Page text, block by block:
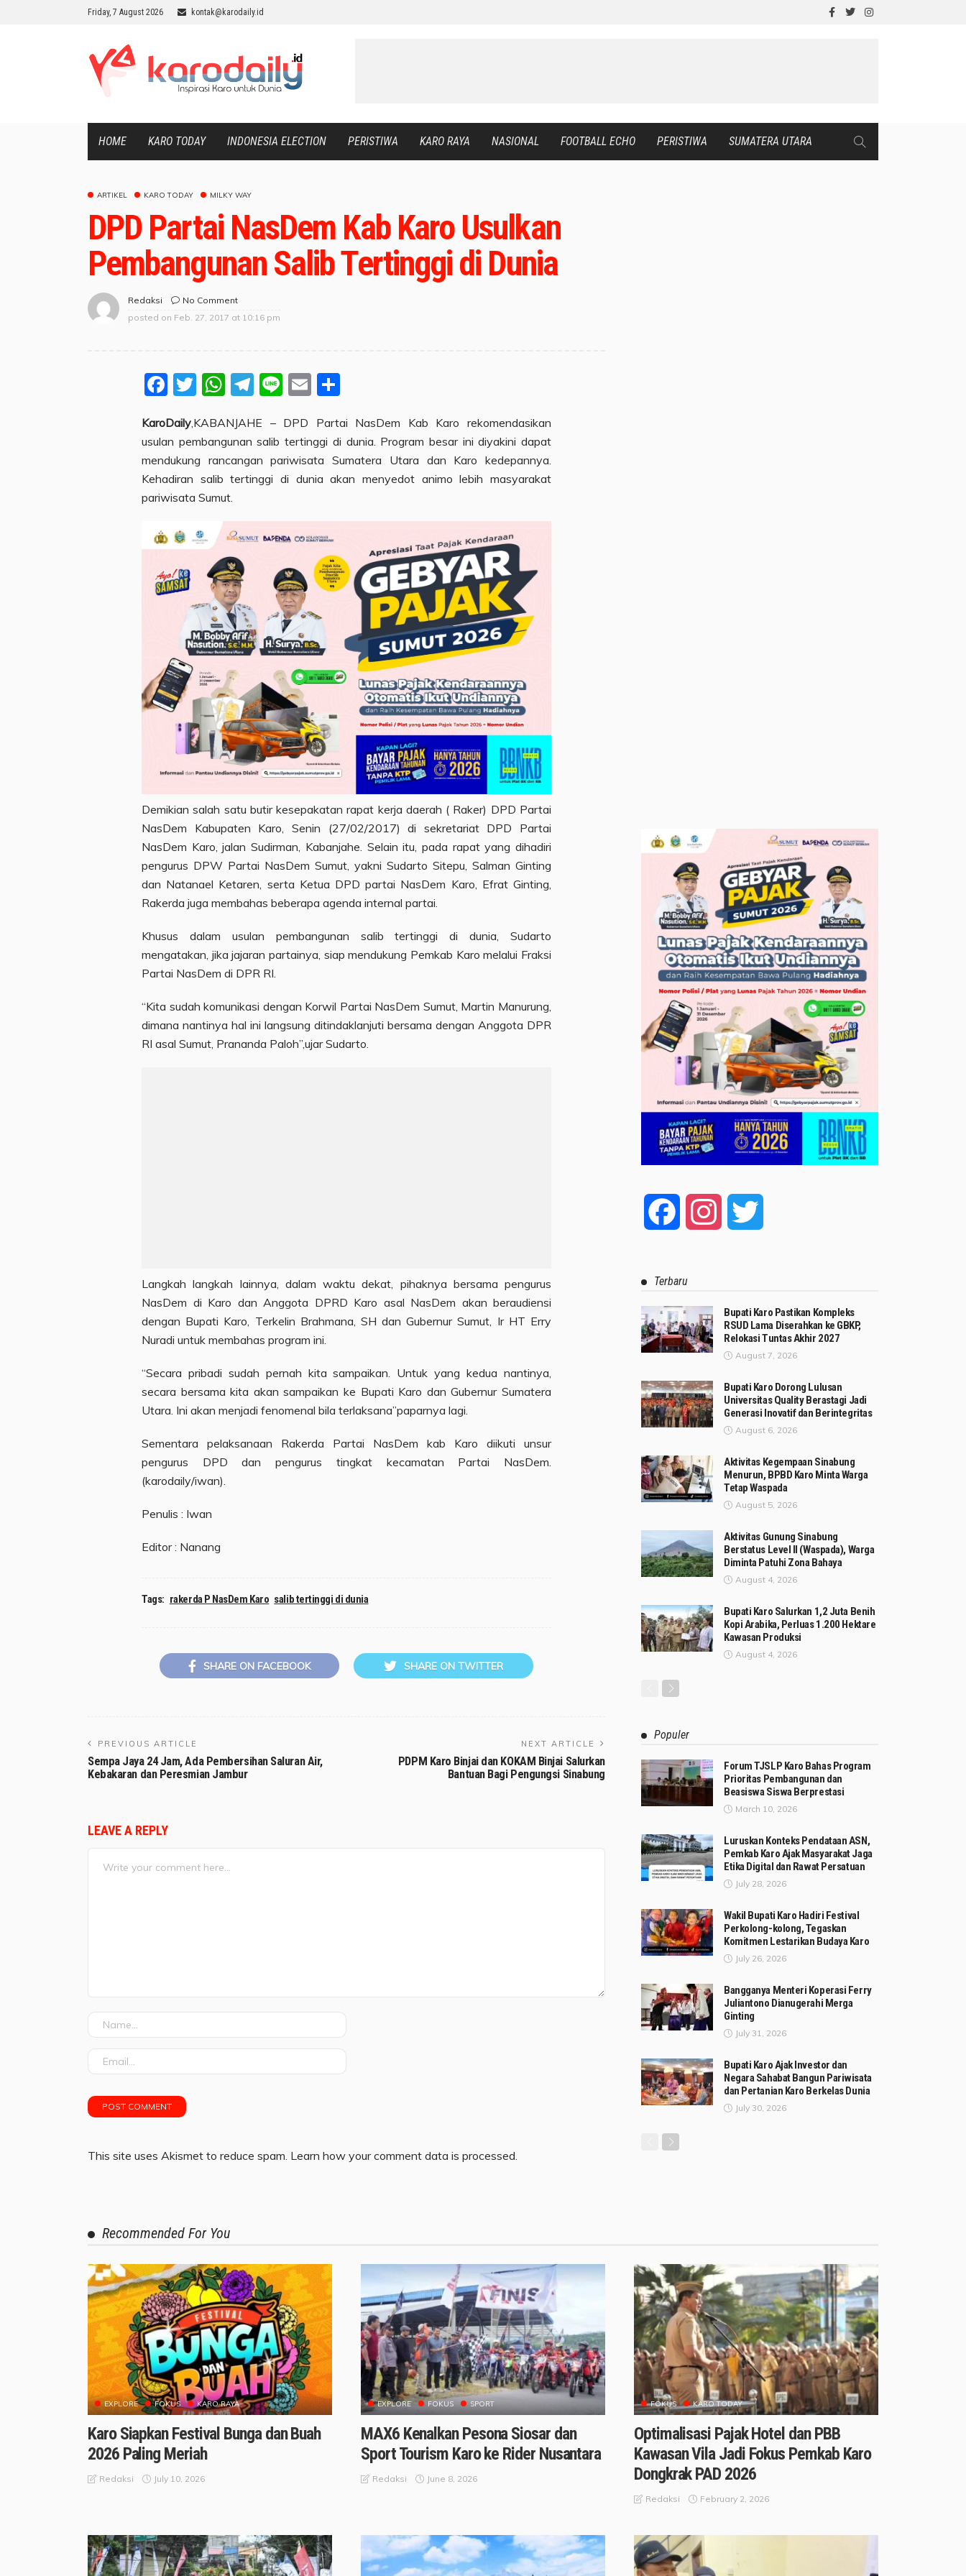
Friday, 7 August 2026 kontak@karodaily.id
HOME KARO TODAY INDONESIA ELECTION PERISTIWA KARO RAYA NASIONAL FOOTBALL ECHO PERISTIWA SUMATERA UTARA
ARTIKEL KARO TODAY MILKY WAY
DPD Partai NasDem Kab Karo Usulkan
Pembangunan Salib Tertinggi di Dunia
Redaksi
No Comment
posted on Feb. 27, 2017 at 10:16 pm
Facebook
Twitter
WhatsApp
Telegram
LineEmail
KaroDaily ,KABANJAHE – DPD Partai NasDem Kab Karo rekomendasikan
usulan pembangunan salib tertinggi di dunia. Program besar ini diyakini dapat
mendukung rancangan pariwisata Sumatera Utara dan Karo kedepannya.
Kehadiran salib tertinggi di dunia akan menyedot animo lebih masyarakat
pariwisata Sumut.
Demikian salah satu butir kesepakatan rapat kerja daerah ( Raker) DPD Partai
NasDem Kabupaten Karo, Senin (27/02/2017) di sekretariat DPD Partai
NasDem Karo, jalan Sudirman, Kabanjahe. Selain itu, pada rapat yang dihadiri
pengurus DPW Partai NasDem Sumut, yakni Sudarto Sitepu, Salman Ginting
dan Natanael Ketaren, serta Ketua DPD partai NasDem Karo, Efrat Ginting,
Rakerda juga membahas beberapa agenda internal partai.
Khusus dalam usulan pembangunan salib tertinggi di dunia, Sudarto
mengatakan, jika jajaran partainya, siap mendukung Pemkab Karo melalui Fraksi
Partai NasDem di DPR RI.
“Kita sudah komunikasi dengan Korwil Partai NasDem Sumut, Martin Manurung,
dimana nantinya hal ini langsung ditindaklanjuti bersama dengan Anggota DPR
RI asal Sumut, Prananda Paloh”,ujar Sudarto.
Langkah langkah lainnya, dalam waktu dekat, pihaknya bersama pengurus
NasDem di Karo dan Anggota DPRD Karo asal NasDem akan beraudiensi
dengan Bupati Karo, Terkelin Brahmana, SH dan Gubernur Sumut, Ir HT Erry
Nuradi untuk membahas program ini.
“Secara pribadi sudah pernah kita sampaikan. Untuk yang kedua nantinya,
secara bersama kita akan sampaikan ke Bupati Karo dan Gubernur Sumatera
Utara. Ini akan menjadi fenomenal bila terlaksana”paparnya lagi.
Sementara pelaksanaan Rakerda Partai NasDem kab Karo diikuti unsur
pengurus DPD dan pengurus tingkat kecamatan Partai NasDem.
(karodaily/iwan).
Penulis : Iwan
Editor : Nanang
Tags: rakerda P NasDem Karo salib tertinggi di dunia
SHARE ON FACEBOOK SHARE ON TWITTER
PREVIOUS ARTICLE
Sempa Jaya 24 Jam, Ada Pembersihan Saluran Air,
Kebakaran dan Peresmian Jambur
NEXT ARTICLE
PDPM Karo Binjai dan KOKAM Binjai Salurkan
Bantuan Bagi Pengungsi Sinabung
LEAVE A REPLY
This site uses Akismet to reduce spam. Learn how your comment data is processed.
Facebook Instagram
Terbaru
Bupati Karo Pastikan Kompleks
RSUD Lama Diserahkan ke GBKP,
Relokasi Tuntas Akhir 2027
August 7, 2026
Bupati Karo Dorong Lulusan
Universitas Quality Berastagi Jadi
Generasi Inovatif dan Berintegritas
August 6, 2026
Aktivitas Kegempaan Sinabung
Menurun, BPBD Karo Minta Warga
Tetap Waspada
August 5, 2026
Aktivitas Gunung Sinabung
Berstatus Level II (Waspada), Warga
Diminta Patuhi Zona Bahaya
August 4, 2026
Bupati Karo Salurkan 1,2 Juta Benih
Kopi Arabika, Perluas 1.200 Hektare
Kawasan Produksi
August 4, 2026
Populer
Forum TJSLP Karo Bahas Program
Prioritas Pembangunan dan
Beasiswa Siswa Berprestasi
March 10, 2026
Luruskan Konteks Pendataan ASN,
Pemkab Karo Ajak Masyarakat Jaga
Etika Digital dan Rawat Persatuan
July 28, 2026
Wakil Bupati Karo Hadiri Festival
Perkolong-kolong, Tegaskan
Komitmen Lestarikan Budaya Karo
July 26, 2026
Bangganya Menteri Koperasi Ferry
Juliantono Dianugerahi Merga
Ginting
July 31, 2026
Bupati Karo Ajak Investor dan
Negara Sahabat Bangun Pariwisata
dan Pertanian Karo Berkelas Dunia
July 30, 2026
Recommended For You
EXPLORE FOKUS KARO RAYA
Karo Siapkan Festival Bunga dan Buah
2026 Paling Meriah
Redaksi July 10, 2026
EXPLORE FOKUS SPORT
MAX6 Kenalkan Pesona Siosar dan
Sport Tourism Karo ke Rider Nusantara
Redaksi June 8, 2026
FOKUS KARO TODAY
Optimalisasi Pajak Hotel dan PBB
Kawasan Vila Jadi Fokus Pemkab Karo
Dongkrak PAD 2026
Redaksi February 2, 2026